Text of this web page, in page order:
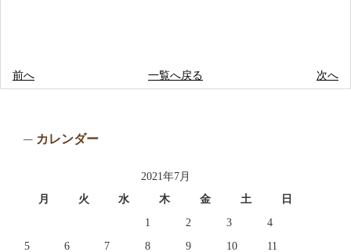
前へ 一覧へ戻る 次へ
カレンダー
2021年7月
月
火 水 木 金 土
日
1
2 3
4
5
6 7 8 9 10 11